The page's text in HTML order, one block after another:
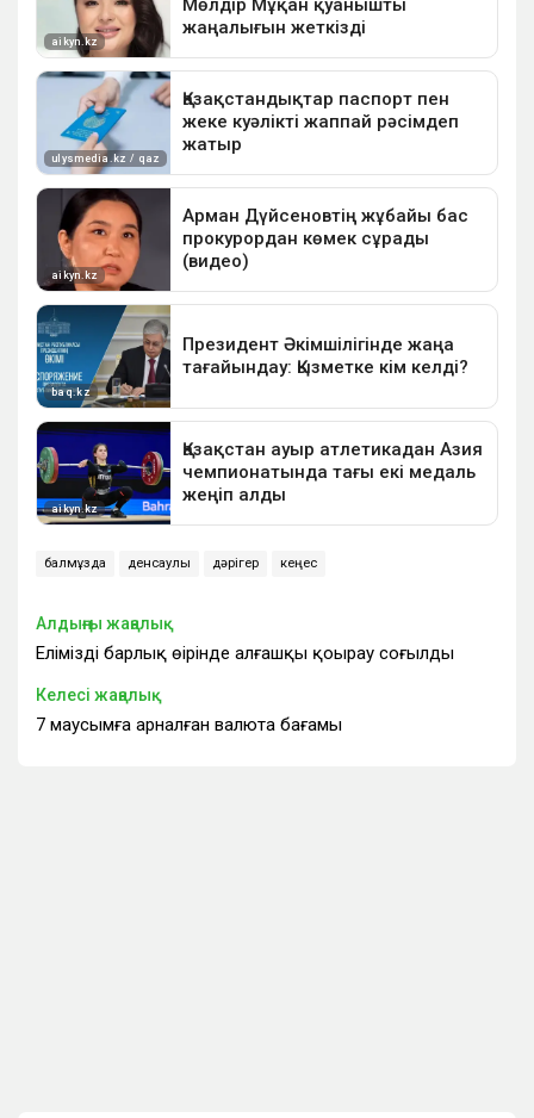
балмұздақ денсаулық дәрігер кеңес
Алдыңғы жаңалық
Еліміздің барлық өңірінде алғашқы қоңырау соғылды
Келесі жаңалық
7 маусымға арналған валюта бағамы